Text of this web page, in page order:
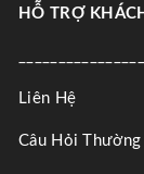
HỖ TRỢ
Liên Hệ
Câu Hỏi Thường